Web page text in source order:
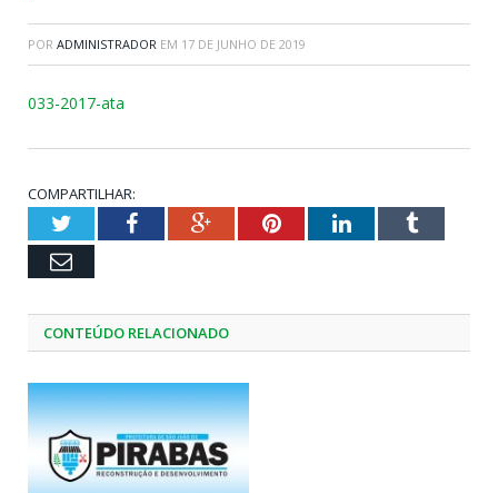
POR ADMINISTRADOR EM 17 DE JUNHO DE 2019
033-2017-ata
COMPARTILHAR:
TwitterFacebookGoogle+PinterestLinkedInTumblr
Email
CONTEÚDO RELACIONADO